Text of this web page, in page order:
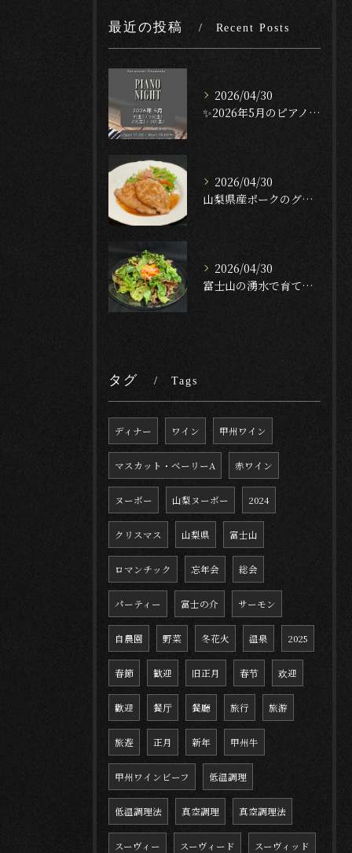
最近の投稿 Recent Posts
2026/04/30
✨2026年5月のピアノナイト✨
2026/04/30
山梨県産ポークのグリル — ガーリック・テリヤキ・ソース🐖🔥...
2026/04/30
富士山の湧水で育てたクレソンのサラダ🥬✨[English f...
タグ Tags
ディナー ワイン 甲州ワイン
マスカット・ベーリーA 赤ワイン
ヌーボー 山梨ヌーボー 2024
クリスマス 山梨県 富士山
ロマンチック 忘年会 総会
パーティー 富士の介 サーモン
自農園 野菜 冬花火 温泉 2025
春節 歓迎 旧正月 春节 欢迎
歡迎 餐厅 餐廳 旅行 旅游
旅遊 正月 新年 甲州牛
甲州ワインビーフ 低温調理
低温調理法 真空調理 真空調理法
スーヴィー スーヴィード スーヴィッド